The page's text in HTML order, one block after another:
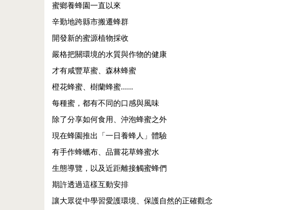
蜜鄉養蜂園一直以來
辛勤地跨縣市搬遷蜂群
開發新的蜜源植物採收
嚴格把關環境的水質與作物的健康
才有咸豐草蜜、森林蜂蜜
橙花蜂蜜、樹蘭蜂蜜......
每種蜜，都有不同的口感與風味
除了分享如何食用、沖泡蜂蜜之外
現在蜂園推出「一日養蜂人」體驗
有手作蜂蠟布、品嘗花草蜂蜜水
生態導覽，以及近距離接觸蜜蜂們
期許透過這樣互動安排
讓大眾從中學習愛護環境、保護自然的正確觀念